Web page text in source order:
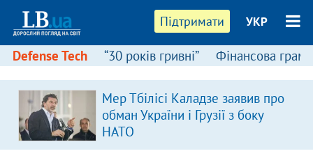
Підтримати УКР
Defense Tech “30 років гривні” Фінансова
Мер Тбілісі Каладзе заявив про
обман України і Грузії з боку
НАТО